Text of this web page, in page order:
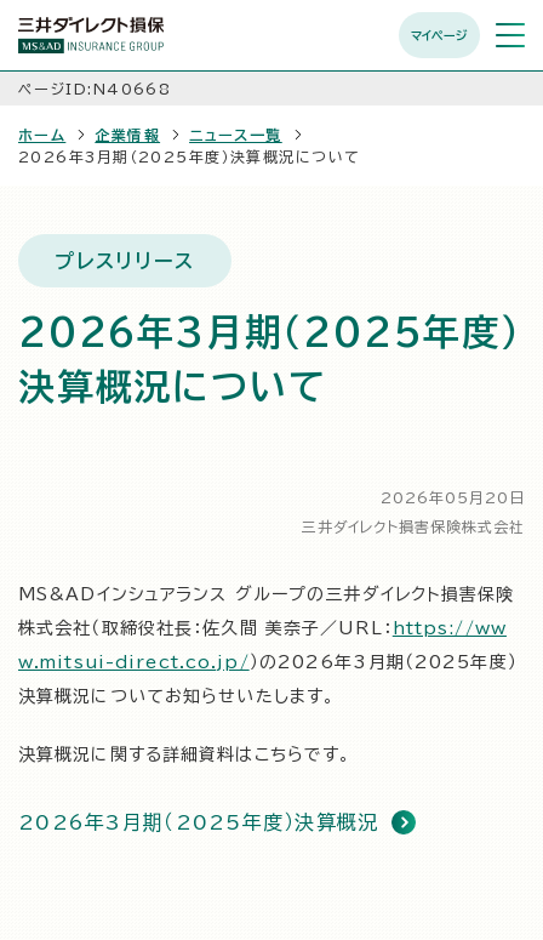
マイページ
メニュ
開く
ページID:N40668
ホーム 企業情報
ニュース一覧
2026年3月期（2025年度）決算概況について
プレスリリース
2026年3月期（2025年度）
決算概況について
2026年05月20日
三井ダイレクト損害保険株式会社
MS&ADインシュアランス グループの三井ダイレクト損害保険
株式会社（取締役社長：佐久間 美奈子／URL： https://ww
w.mitsui-direct.co.jp/ ）の2026年3月期（2025年度）
決算概況についてお知らせいたします。
決算概況に関する詳細資料はこちらです。
2026年3月期（2025年度）決算概況